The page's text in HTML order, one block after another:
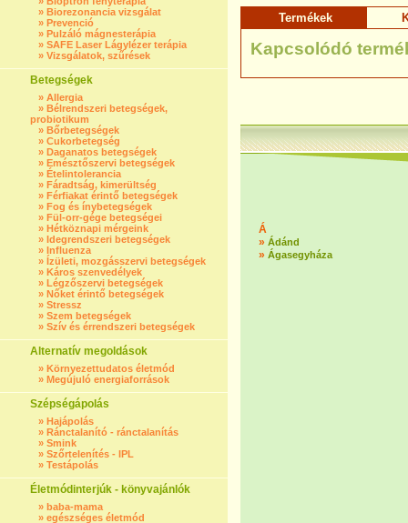
» Biorezonancia vizsgálat
» Prevenció
» Pulzáló mágnesterápia
» SAFE Laser Lágylézer terápia
» Vizsgálatok, szűrések
Betegségek
» Allergia
» Bélrendszeri betegségek,
probiotikum
» Bőrbetegségek
» Cukorbetegség
» Daganatos betegségek
» Emésztőszervi betegségek
» Ételintolerancia
» Fáradtság, kimerültség
» Férfiakat érintő betegségek
» Fog és ínybetegségek
» Fül-orr-gége betegségei
» Hétköznapi mérgeink
» Idegrendszeri betegségek
» Influenza
» Ízületi, mozgásszervi betegségek
» Káros szenvedélyek
» Légzőszervi betegségek
» Nőket érintő betegségek
» Stressz
» Szem betegségek
» Szív és érrendszeri betegségek
Alternatív megoldások
» Környezettudatos életmód
» Megújuló energiaforrások
Szépségápolás
» Hajápolás
» Ránctalanító - ránctalanítás
» Smink
» Szőrtelenítés - IPL
» Testápolás
Életmódinterjúk - könyvajánlók
» baba-mama
» egészséges életmód
Termékek
Kapcsolódó
Á
» Ádánd
» Ágasegyháza